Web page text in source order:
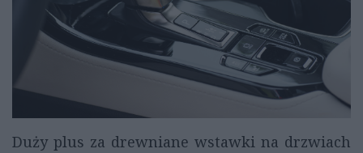
Duży plus za drewniane wstawki na drzwiach